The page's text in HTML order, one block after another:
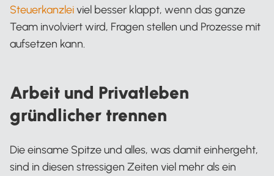
Steuerkanzleiviel besser klappt, wenn das ganze
Team involviert wird, Fragen stellen und Prozesse mit
aufsetzen kann.
Arbeit und Privatleben
gründlicher trennen
Die einsame Spitze und alles, was damit einhergeht,
sind in diesen stressigen Zeiten viel mehr als ein